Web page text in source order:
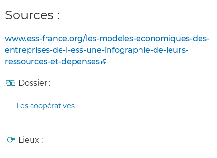
Sources :
www.ess-france.org/les-modeles-economiques-des-
entreprises-de-l-ess-une-infographie-de-leurs-
ressources-et-depenses
Dossier :
Les coopératives
Lieux :